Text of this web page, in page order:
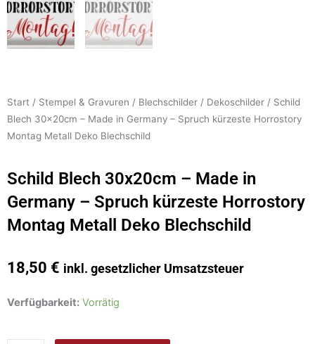
Start / Stempel & Gravuren / Blechschilder / Dekoschilder / Schild
Blech 30x20cm – Made in Germany – Spruch kürzeste Horrostory
Montag Metall Deko Blechschild
Schild Blech 30x20cm – Made in
Germany – Spruch kürzeste Horrostory
Montag Metall Deko Blechschild
18,50 € inkl. gesetzlicher Umsatzsteuer
Verfügbarkeit: Vorrätig
Schild